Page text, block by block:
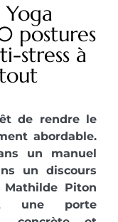
postures
stress à
de rendre le
abordable.
un manuel
un discours
Piton
une porte